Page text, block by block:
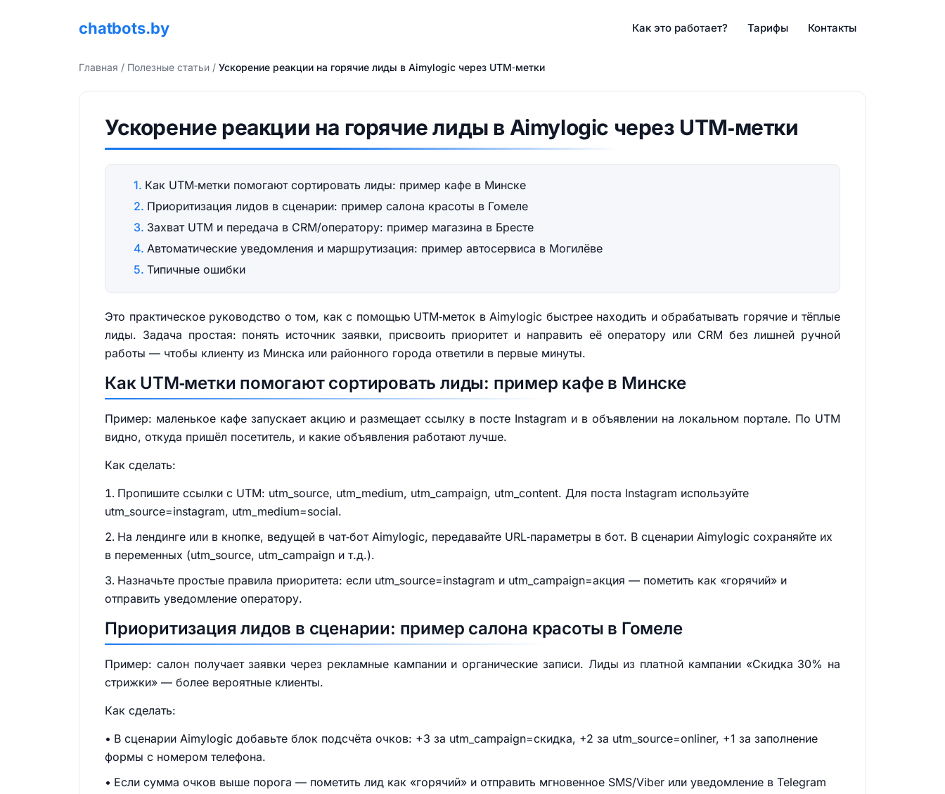
chatbots.by Как это работает? Тарифы Контакты
Главная / Полезные статьи / Ускорение реакции на горячие лиды в Aimylogic через UTM‑метки
Ускорение реакции на горячие лиды в Aimylogic через UTM‑метки
Как UTM‑метки помогают сортировать лиды: пример кафе в Минске
Приоритизация лидов в сценарии: пример салона красоты в Гомеле
Захват UTM и передача в CRM/оператору: пример магазина в Бресте
Автоматические уведомления и маршрутизация: пример автосервиса в Могилёве
Типичные ошибки
Это практическое руководство о том, как с помощью UTM‑меток в Aimylogic быстрее находить и обрабатывать горячие и тёплые
лиды. Задача простая: понять источник заявки, присвоить приоритет и направить её оператору или CRM без лишней ручной
работы — чтобы клиенту из Минска или районного города ответили в первые минуты.
Как UTM‑метки помогают сортировать лиды: пример кафе в Минске
Пример: маленькое кафе запускает акцию и размещает ссылку в посте Instagram и в объявлении на локальном портале. По UTM
видно, откуда пришёл посетитель, и какие объявления работают лучше.
Как сделать:
Пропишите ссылки с UTM: utm_source, utm_medium, utm_campaign, utm_content. Для поста Instagram используйте
utm_source=instagram, utm_medium=social.
На лендинге или в кнопке, ведущей в чат‑бот Aimylogic, передавайте URL‑параметры в бот. В сценарии Aimylogic сохраняйте их
в переменных (utm_source, utm_campaign и т.д.).
Назначьте простые правила приоритета: если utm_source=instagram и utm_campaign=акция — пометить как «горячий» и
отправить уведомление оператору.
Приоритизация лидов в сценарии: пример салона красоты в Гомеле
Пример: салон получает заявки через рекламные кампании и органические записи. Лиды из платной кампании «Скидка 30% на
стрижки» — более вероятные клиенты.
Как сделать:
В сценарии Aimylogic добавьте блок подсчёта очков: +3 за utm_campaign=скидка, +2 за utm_source=onliner, +1 за заполнение
формы с номером телефона.
Если сумма очков выше порога — пометить лид как «горячий» и отправить мгновенное SMS/Viber или уведомление в Telegram